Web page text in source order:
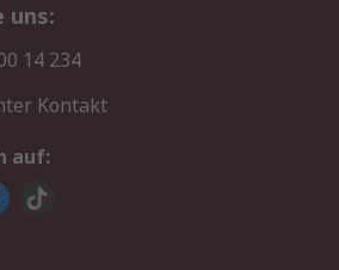
uns:
14 234
Kontakt
auf: